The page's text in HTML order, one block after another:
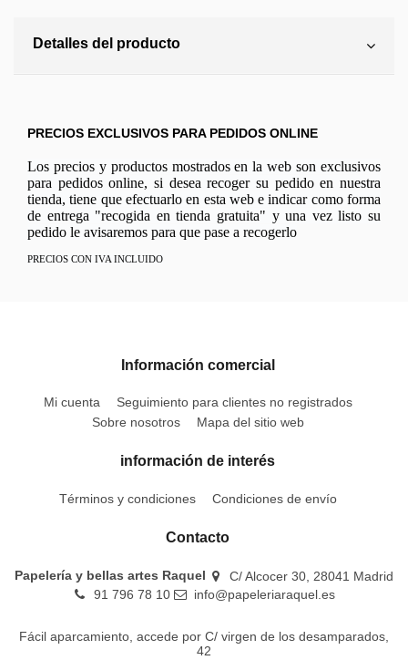
Detalles del producto
PRECIOS EXCLUSIVOS PARA PEDIDOS ONLINE
Los precios y productos mostrados en la web son exclusivos
para pedidos online, si desea recoger su pedido en nuestra
tienda, tiene que efectuarlo en esta web e indicar como forma
de entrega "recogida en tienda gratuita" y una vez listo su
pedido le avisaremos para que pase a recogerlo
PRECIOS CON IVA INCLUIDO
Información comercial
Mi cuenta
Seguimiento para clientes no registrados
Sobre nosotros
Mapa del sitio web
información de interés
Términos y condiciones Condiciones de envío
Contacto
Papelería y bellas artes Raquel
C/ Alcocer 30, 28041 Madrid
91 796 78 10
info@papeleriaraquel.es
Fácil aparcamiento, accede por C/ virgen de los desamparados,
42